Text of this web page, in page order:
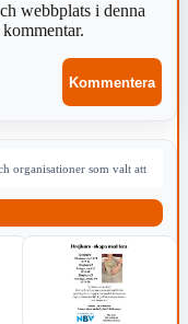
webbplats i denna
organisationer som valt att